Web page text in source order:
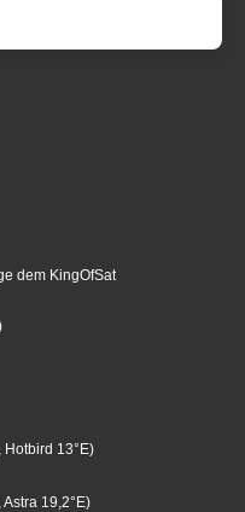
dem KingOfSat
13°E)
19,2°E)